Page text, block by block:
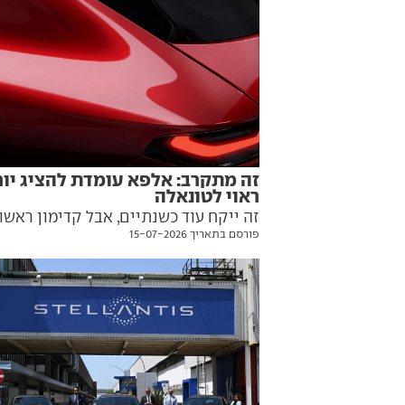
זה מתקרב: אלפא עומדת להציג
ראוי לטונאלה
זה ייקח עוד כשנתיים, אבל קדימון
כבר באוויר לרכב פנאי שאמור להתחרות
יותר עם הארמדה הגרמנית. הנה כל
פורסם בתאריך 15-07-2026